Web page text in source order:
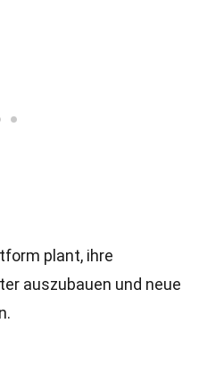
plant, ihre
auszubauen und neue